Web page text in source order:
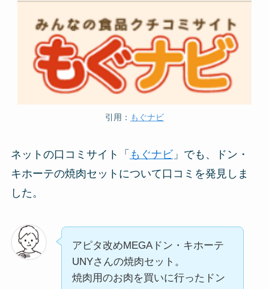
引用： もぐナビ
ネットの口コミサイト「 もぐナビ」でも、ドン・
キホーテの焼肉セットについて口コミを発見しま
した。
アピタ改めMEGAドン・キホーテ
UNYさんの焼肉セット。
焼肉用のお肉を買いに行ったドン